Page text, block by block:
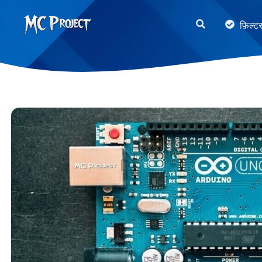
फ़िल्टर
Project
Store
उत्पाद
स्टोर
और
फ्रीलांस
सेवाएँ